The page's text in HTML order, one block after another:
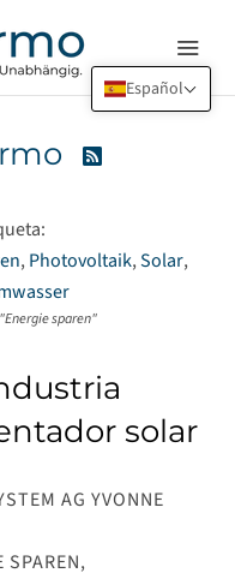
Español

Photovoltaik Solar
"Energie sparen"
solar
AG YVONNE
SPAREN,